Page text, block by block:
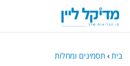
לתוכן
בית› תסמינים ומחלות